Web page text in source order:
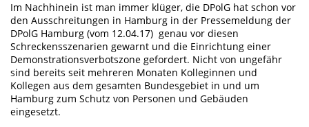
Im Nachhinein ist man immer klüger, die DPolG hat schon vor
den Ausschreitungen in Hamburg in der Pressemeldung der
DPolG Hamburg (vom 12.04.17) genau vor diesen
Schreckensszenarien gewarnt und die Einrichtung einer
Demonstrationsverbotszone gefordert. Nicht von ungefähr
sind bereits seit mehreren Monaten Kolleginnen und
Kollegen aus dem gesamten Bundesgebiet in und um
Hamburg zum Schutz von Personen und Gebäuden
eingesetzt.